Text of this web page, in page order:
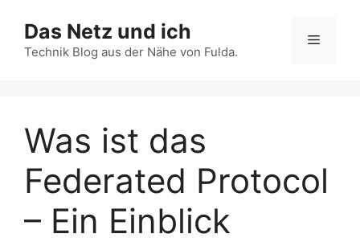
Inhalt
springen
Das Netz und ich
Technik Blog aus der Nähe von Fulda.
Menü
Was ist das
Federated Protocol
– Ein Einblick